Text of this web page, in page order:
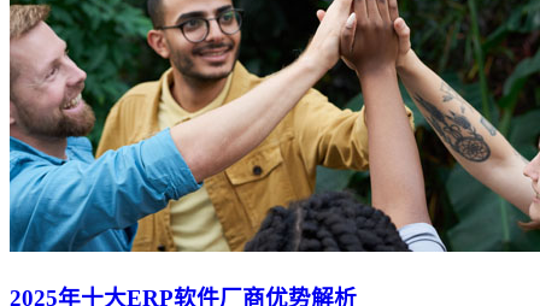
2025年十大ERP软件厂商优势解析